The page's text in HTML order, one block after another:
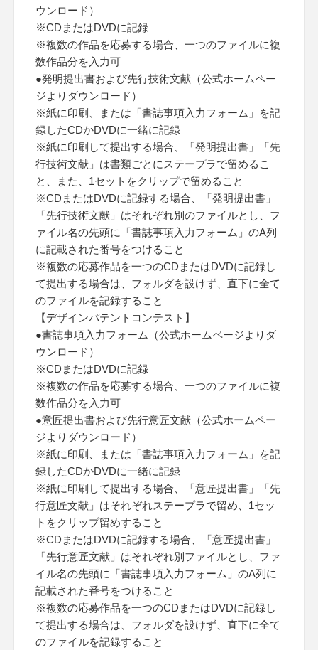
ウンロード）
※CDまたはDVDに記録
※複数の作品を応募する場合、一つのファイルに複
数作品分を入力可
●発明提出書および先行技術文献（公式ホームペー
ジよりダウンロード）
※紙に印刷、または「書誌事項入力フォーム」を記
録したCDかDVDに一緒に記録
※紙に印刷して提出する場合、「発明提出書」「先
行技術文献」は書類ごとにステープラで留めるこ
と、また、1セットをクリップで留めること
※CDまたはDVDに記録する場合、「発明提出書」
「先行技術文献」はそれぞれ別のファイルとし、フ
ァイル名の先頭に「書誌事項入力フォーム」のA列
に記載された番号をつけること
※複数の応募作品を一つのCDまたはDVDに記録し
て提出する場合は、フォルダを設けず、直下に全て
のファイルを記録すること
【デザインパテントコンテスト】
●書誌事項入力フォーム（公式ホームページよりダ
ウンロード）
※CDまたはDVDに記録
※複数の作品を応募する場合、一つのファイルに複
数作品分を入力可
●意匠提出書および先行意匠文献（公式ホームペー
ジよりダウンロード）
※紙に印刷、または「書誌事項入力フォーム」を記
録したCDかDVDに一緒に記録
※紙に印刷して提出する場合、「意匠提出書」「先
行意匠文献」はそれぞれステープラで留め、1セッ
トをクリップ留めすること
※CDまたはDVDに記録する場合、「意匠提出書」
「先行意匠文献」はそれぞれ別ファイルとし、ファ
イル名の先頭に「書誌事項入力フォーム」のA列に
記載された番号をつけること
※複数の応募作品を一つのCDまたはDVDに記録し
て提出する場合は、フォルダを設けず、直下に全て
のファイルを記録すること